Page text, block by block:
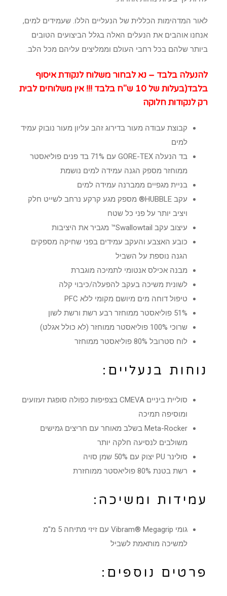
לאור המדהימות הכללית של הנעליים הללו. שעמידים למים,
אנחנו אוהבים את הנעלים האלה בגלל הביצועים הטובים
ביותר שלהם בכל רחבי העולם וממליצים עליהם מכל הלב.
להנעלה בלבד – נא לבחור משלוח לנקודת איסוף
בלבד(בעלות של 10 ש"ח בלבד !!! אין משלוחים לבית
רק לנקודות חלוקה
קבוצת עבודה מעור בדירוג זהב עליון מעור נובוק עמיד
למים
בד הנעלה GORE-TEX עם 71% בד פנים פוליאסטר
ממוחזר מספק הגנה עמידה למים נושמת
בניית מגפיים ממברנה עמידה למים
עקב HUBBLE® מספק מגע קרקע נרחב לשייט חלק
ויציב יותר על פני כל שטח
עיצוב עקב Swallowtail™ מגביר את היציבות
כובע האצבע והעקב עמידים בפני שחיקה מספקים
הגנה נוספת על השביל
מבנה אכילס אנטומי לתמיכה מוגברת
לשונית משיכה בעקב להפעלה/כיבוי קלה
טיפול דוחה מים מיושם מקומי ללא PFC
51% פוליאסטר ממוחזר רבע רשת ורשת לשון
שרוכי 100% פוליאסטר ממוחזר (לא כולל אגלט)
לוח סטרובל 80% פוליאסטר ממוחזר
נוחות בנעליים:
סוליית ביניים CMEVA בצפיפות כפולה סופגת זעזועים
ומוסיפה תמיכה
Meta-Rocker בשלב מאוחר עם חריצים גמישים
משולבים לנסיעה חלקה יותר
סולינר PU יצוק עם 50% שמן סויה
רשת בטנת 80% פוליאסטר ממוחזרת
עמידות ומשיכה:
גומי Vibram® Megagrip עם זיזי מתיחה 5 מ"מ
למשיכה מותאמת לשביל
פרטים נוספים: